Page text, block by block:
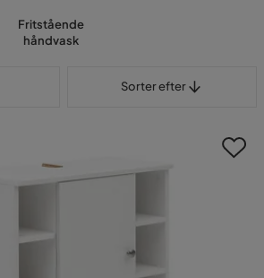
Fritstående
håndvask
Sorter efter